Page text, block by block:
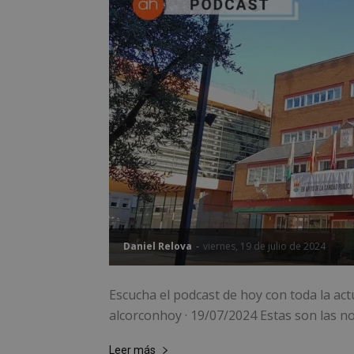
Daniel Relova - viernes, 19 de julio de 2024
Escucha el podcast de hoy con toda la
alcorconhoy · 19/07/2024 Estas son las
Leer más
AWSALBCORS
sp_landing
sp_t